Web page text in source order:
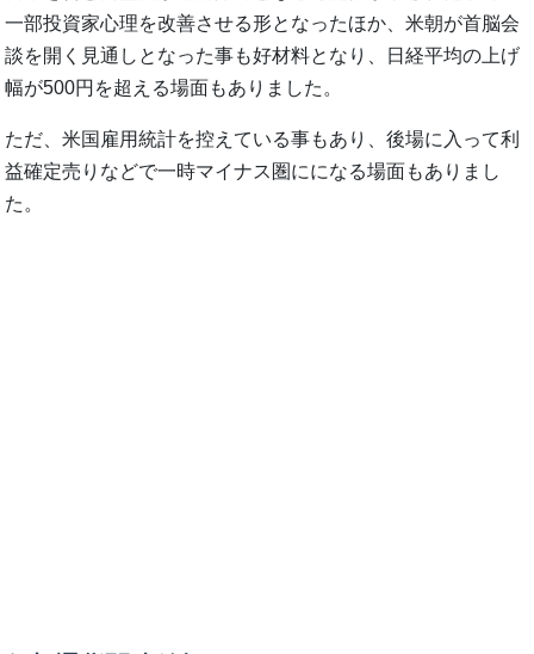
一部投資家心理を改善させる形となったほか、米朝が首脳会
談を開く見通しとなった事も好材料となり、日経平均の上げ
幅が500円を超える場面もありました。
ただ、米国雇用統計を控えている事もあり、後場に入って利
益確定売りなどで一時マイナス圏にになる場面もありまし
た。